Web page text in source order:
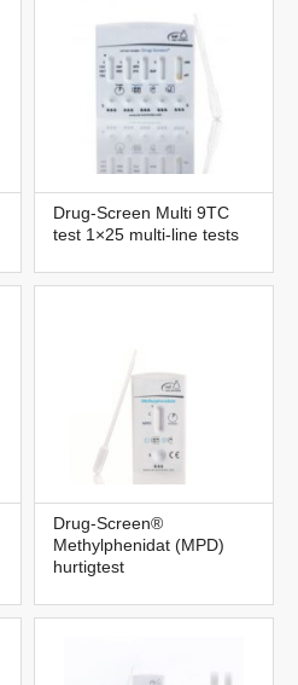
Drug-Screen Multi 9TC
test 1×25 multi-line tests
Drug-Screen®
Methylphenidat (MPD)
hurtigtest